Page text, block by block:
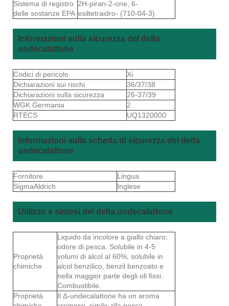
Sistema di registro
delle sostanze EPA
2H-piran-2-one, 6-
esiltetraidro- (710-04-3)
Informazioni sulla sicurezza del delta
undecalattone
Codici di pericolo
Xi
Dichiarazioni sui rischi
36/37/38
Dichiarazioni sulla sicurezza
26-37/39
WGK Germania
2
RTECS
UQ1320000
Informazioni sulla scheda di sicurezza del delta
undecalattone
Fornitore
Lingua
SigmaAldrich
Inglese
Utilizzo e sintesi del delta undecalattone
Proprietà
chimiche
Liquido da incolore a giallo chiaro;
odore di pesca. Solubile in 4-5
volumi di alcol al 60%; solubile in
alcol benzilico, benzil benzoato e
nella maggior parte degli oli fissi.
Combustibile.
Proprietà
Il Δ-undecalattone ha un aroma